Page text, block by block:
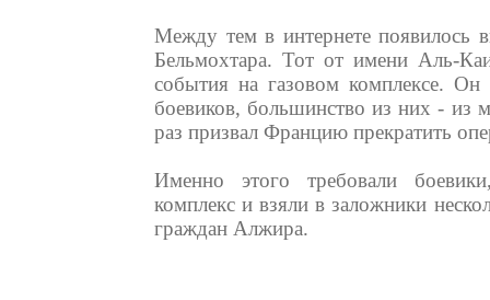
Между тем в интернете появилось
Бельмохтара. Тот от имени Аль-
события на газовом комплексе. Он
боевиков, большинство из них - из
раз призвал Францию прекратить
Именно этого требовали
комплекс и взяли в заложники
граждан Алжира.